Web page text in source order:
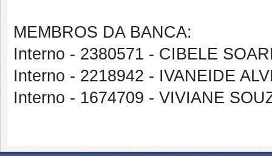
MEMBROS DA BANCA:
Interno - 2380571 - CIBELE
Interno - 2218942 - IVANEIDE
Interno - 1674709 - VIVIANE